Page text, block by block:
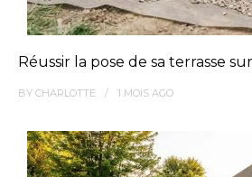
Réussir la pose de sa terrasse
BY CHARLOTTE 1 MOIS AGO